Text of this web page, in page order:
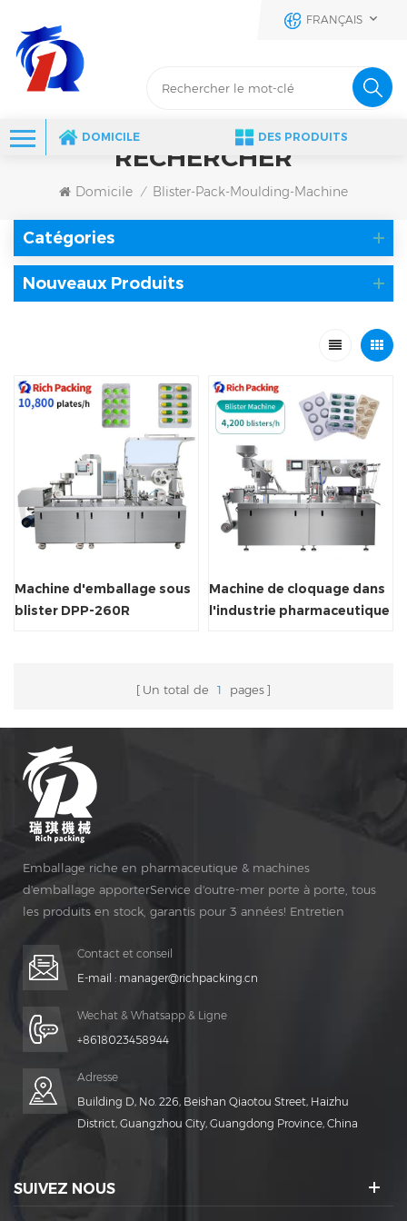
FRANÇAIS
DOMICILE DES PRODUITS
RECHERCHER
Domicile / Blister-Pack-Moulding-Machine
Catégories
Nouveaux Produits
Machine d'emballage sous
blister DPP-260R
Machine de cloquage dans
l'industrie pharmaceutique
Un total de 1 pages
Emballage riche en pharmaceutique & machines
d'emballage apporterService d'outre-mer porte à porte, tous
les produits en stock, garantis pour 3 années! Entretien
Contact et conseil
E-mail : manager@richpacking.cn
Wechat & Whatsapp & Ligne
+8618023458944
Adresse
Building D, No. 226, Beishan Qiaotou Street, Haizhu
District, Guangzhou City, Guangdong Province, China
SUIVEZ NOUS